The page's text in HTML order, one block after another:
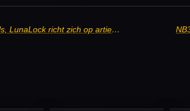
NB383: AI steelt cryptosleutels, LunaLock richt zich op artiesten en bedrijven kampen met ernstige kwetsbaarheden